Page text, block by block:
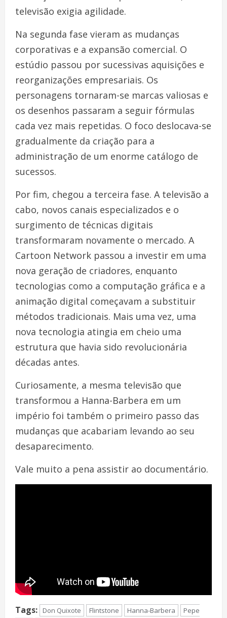
televisão exigia agilidade.
Na segunda fase vieram as mudanças
corporativas e a expansão comercial. O
estúdio passou por sucessivas aquisições e
reorganizações empresariais. Os
personagens tornaram-se marcas valiosas e
os desenhos passaram a seguir fórmulas
cada vez mais repetidas. O foco deslocava-se
gradualmente da criação para a
administração de um enorme catálogo de
sucessos.
Por fim, chegou a terceira fase. A televisão a
cabo, novos canais especializados e o
surgimento de técnicas digitais
transformaram novamente o mercado. A
Cartoon Network passou a investir em uma
nova geração de criadores, enquanto
tecnologias como a computação gráfica e a
animação digital começavam a substituir
métodos tradicionais. Mais uma vez, uma
nova tecnologia atingia em cheio uma
estrutura que havia sido revolucionária
décadas antes.
Curiosamente, a mesma televisão que
transformou a Hanna-Barbera em um
império foi também o primeiro passo das
mudanças que acabariam levando ao seu
desaparecimento.
Vale muito a pena assistir ao documentário.
Tags: Don Quixote Flintstone Hanna-Barbera
Pepe